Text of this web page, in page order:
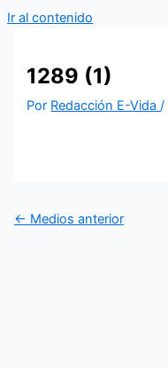
Ir al contenido
1289 (1)
Por Redacción E-Vida/
← Medios anterior